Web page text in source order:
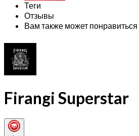
Теги
Отзывы
Вам также может понравиться
Firangi Superstar